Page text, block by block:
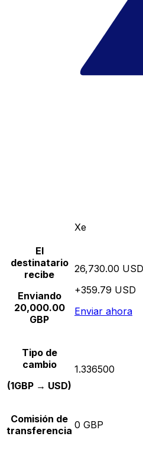
Xe
El
destinatario
recibe
Enviando
20,000.00
GBP
26,730.00 USD
+359.79 USD
Enviar ahora
Tipo de
cambio
(1GBP → USD)
1.336500
Comisión de
transferencia 0 GBP